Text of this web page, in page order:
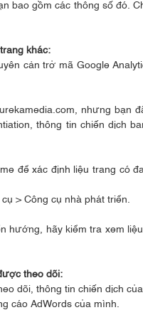
bao gồm các thông số đó.
khác:
cản trở mã Google
nhưng bạn
thông tin chiến dịch
để xác định liệu trang có
> Công cụ nhà phát triển.
hướng, hãy kiểm tra xem
theo dõi:
dõi, thông tin chiến dịch
cáo AdWords của mình.